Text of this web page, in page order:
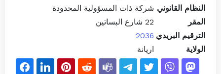
النظام القانوني شركة ذات المسؤولية المحدودة
المقر
22 شارع البساتين
الترقيم البريدي 2036
الولاية
اريانة